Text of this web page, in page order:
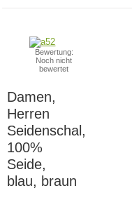
Bewertung:
Noch nicht
bewertet
Damen,
Herren
Seidenschal,
100%
Seide,
blau, braun